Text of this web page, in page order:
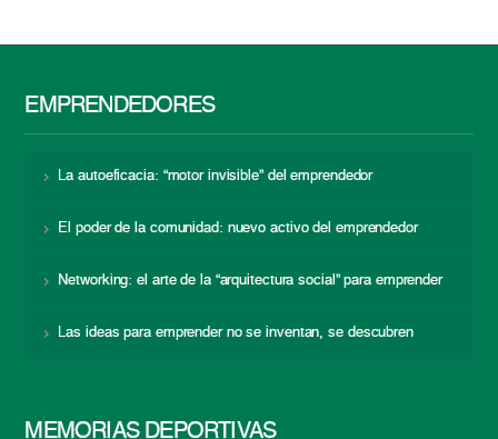
EMPRENDEDORES
La autoeficacia: “motor invisible” del emprendedor
El poder de la comunidad: nuevo activo del emprendedor
Networking: el arte de la “arquitectura social” para emprender
Las ideas para emprender no se inventan, se descubren
MEMORIAS DEPORTIVAS